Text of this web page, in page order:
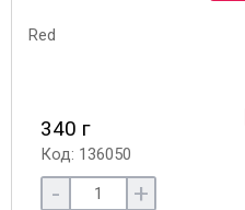
340 г
Код: 136050
- +